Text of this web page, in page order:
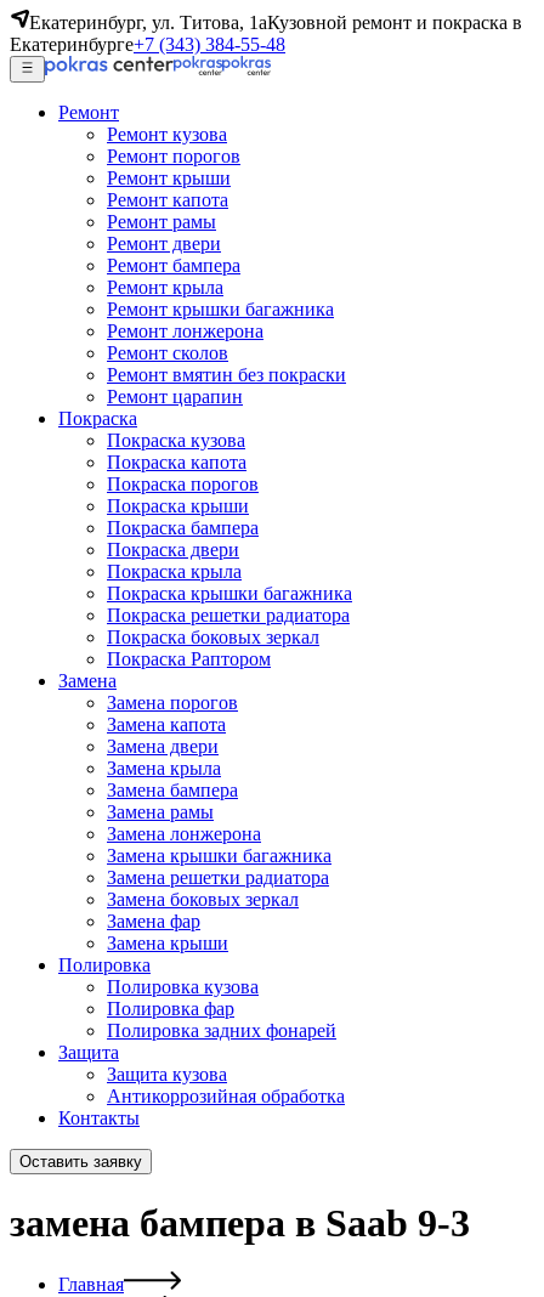
Екатеринбург, ул. Титова, 1аКузовной ремонт и покраска в
Екатеринбурге+7 (343) 384-55-48
Ремонт
Ремонт кузова
Ремонт порогов
Ремонт крыши
Ремонт капота
Ремонт рамы
Ремонт двери
Ремонт бампера
Ремонт крыла
Ремонт крышки багажника
Ремонт лонжерона
Ремонт сколов
Ремонт вмятин без покраски
Ремонт царапин
Покраска
Покраска кузова
Покраска капота
Покраска порогов
Покраска крыши
Покраска бампера
Покраска двери
Покраска крыла
Покраска крышки багажника
Покраска решетки радиатора
Покраска боковых зеркал
Покраска Раптором
Замена
Замена порогов
Замена капота
Замена двери
Замена крыла
Замена бампера
Замена рамы
Замена лонжерона
Замена крышки багажника
Замена решетки радиатора
Замена боковых зеркал
Замена фар
Замена крыши
Полировка
Полировка кузова
Полировка фар
Полировка задних фонарей
Защита
Защита кузова
Антикоррозийная обработка
Контакты
Оставить заявку
замена бампера в Saab 9-3
Главная